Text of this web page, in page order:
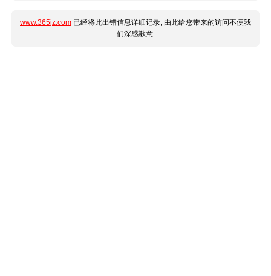
www.365jz.com 已经将此出错信息详细记录, 由此给您带来的访问不便我
们深感歉意.